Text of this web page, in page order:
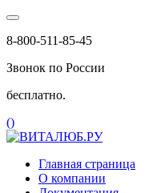
8-800-511-85-45
Звонок по России
бесплатно.
()
Главная страница
О компании